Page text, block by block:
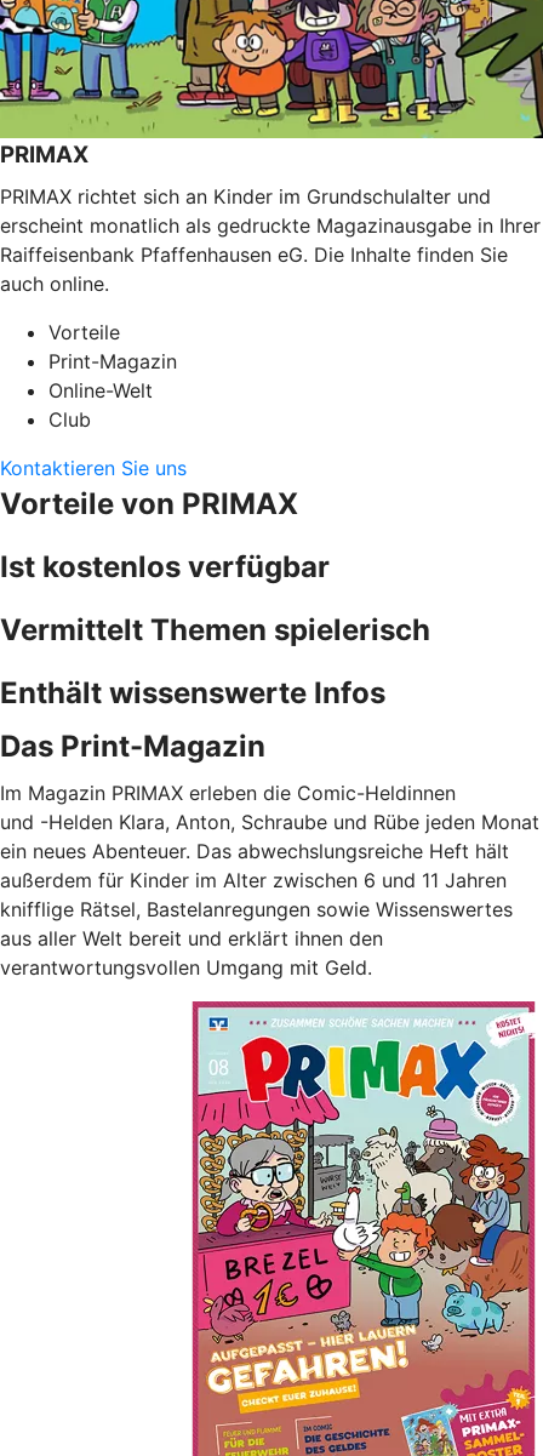
PRIMAX
PRIMAX richtet sich an Kinder im Grundschulalter und
erscheint monatlich als gedruckte Magazinausgabe in Ihrer
Raiffeisenbank Pfaffenhausen eG. Die Inhalte finden Sie
auch online.
Vorteile
Print-Magazin
Online-Welt
Club
Kontaktieren Sie uns
Vorteile von PRIMAX
Ist kostenlos verfügbar
Vermittelt Themen spielerisch
Enthält wissenswerte Infos
Das Print-Magazin
Im Magazin PRIMAX erleben die Comic-Heldinnen
und -Helden Klara, Anton, Schraube und Rübe jeden Monat
ein neues Abenteuer. Das abwechslungsreiche Heft hält
außerdem für Kinder im Alter zwischen 6 und 11 Jahren
knifflige Rätsel, Bastelanregungen sowie Wissenswertes
aus aller Welt bereit und erklärt ihnen den
verantwortungsvollen Umgang mit Geld.